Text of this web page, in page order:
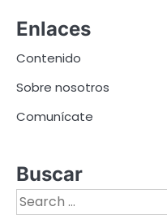
Enlaces
Contenido
Sobre nosotros
Comunícate
Buscar
Search